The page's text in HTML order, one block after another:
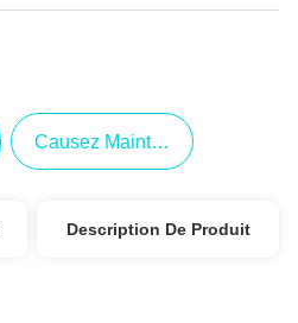
Causez Maintenant
Description De Produit